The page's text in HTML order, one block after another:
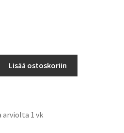
Lisää ostoskoriin
arviolta 1 vk